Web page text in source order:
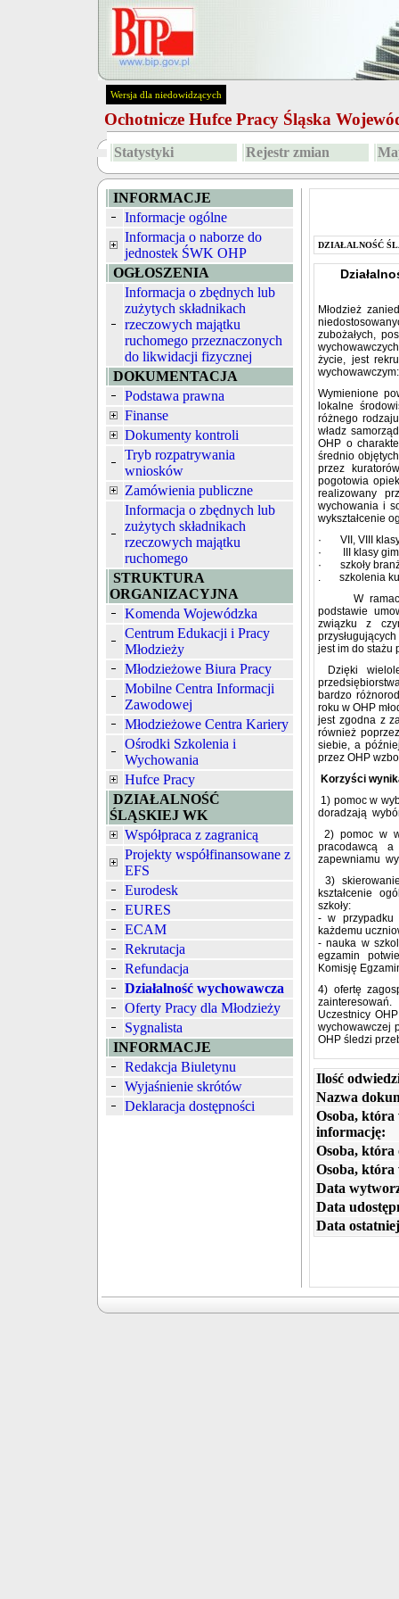
Wersja dla niedowidzących
Ochotnicze Hufce Pracy Śląska
Statystyki Rejestr zmian
INFORMACJE
Informacje ogólne
Informacja o naborze do
jednostek ŚWK OHP
OGŁOSZENIA
Informacja o zbędnych lub
zużytych składnikach
rzeczowych majątku
ruchomego przeznaczonych
do likwidacji fizycznej
DOKUMENTACJA
Podstawa prawna
Finanse
Dokumenty kontroli
Tryb rozpatrywania
wniosków
Zamówienia publiczne
Informacja o zbędnych lub
zużytych składnikach
rzeczowych majątku
ruchomego
STRUKTURA
ORGANIZACYJNA
Komenda Wojewódzka
Centrum Edukacji i Pracy
Młodzieży
Młodzieżowe Biura Pracy
Mobilne Centra Informacji
Zawodowej
Młodzieżowe Centra Kariery
Ośrodki Szkolenia i
Wychowania
Hufce Pracy
DZIAŁALNOŚĆ
ŚLĄSKIEJ WK
Współpraca z zagranicą
Projekty współfinansowane z
EFS
Eurodesk
EURES
ECAM
Rekrutacja
Refundacja
Działalność wychowawcza
Oferty Pracy dla Młodzieży
Sygnalista
INFORMACJE
Redakcja Biuletynu
Wyjaśnienie skrótów
Deklaracja dostępności
DZIAŁALNOŚĆ
Młodzież
zubożałych,
życie, jest
Wymienione
lokalne
różnego
władz
OHP o
średnio
przez
pogotowia
realizowany
wychowania i
wykształcenie
· VII, VIII klasy
· III klasy
· szkoły
. szkolenia
W ramach
podstawie
związku z
jest im do stażu
Dzięki
bardzo
roku w OHP
jest zgodna z
również
siebie, a
przez OHP
Korzyści
1) pomoc w
doradzają
2) pomoc w
pracodawcą
zapewniamu
3)
kształcenie
szkoły:
- w przypadku
każdemu
- nauka w
egzamin
Komisję
4) ofertę
zainteresowań.
Uczestnicy
wychowawczej
OHP śledzi
Ilość
Nazwa
Osoba, która
informację:
Osoba, która
Osoba, która
Data
Data
Data